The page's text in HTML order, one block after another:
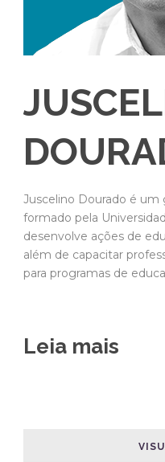
Juscelino Dourado é um
formado pela
desenvolve ações de
além de capacitar
para programas de
Leia mais